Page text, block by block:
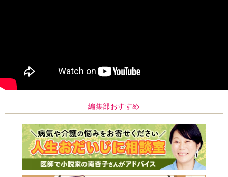
編集部おすすめ